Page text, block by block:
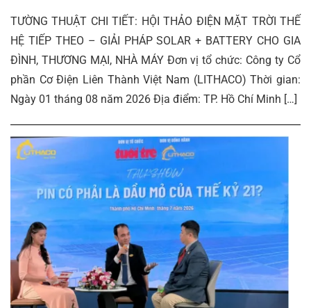
TƯỜNG THUẬT CHI TIẾT: HỘI THẢO ĐIỆN MẶT TRỜI THẾ
HỆ TIẾP THEO – GIẢI PHÁP SOLAR + BATTERY CHO GIA
ĐÌNH, THƯƠNG MẠI, NHÀ MÁY Đơn vị tổ chức: Công ty Cổ
phần Cơ Điện Liên Thành Việt Nam (LITHACO) Thời gian:
Ngày 01 tháng 08 năm 2026 Địa điểm: TP. Hồ Chí Minh […]